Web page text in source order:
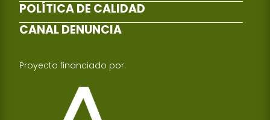
POLÍTICA DE CALIDAD
CANAL DENUNCIA
Proyecto financiado por: